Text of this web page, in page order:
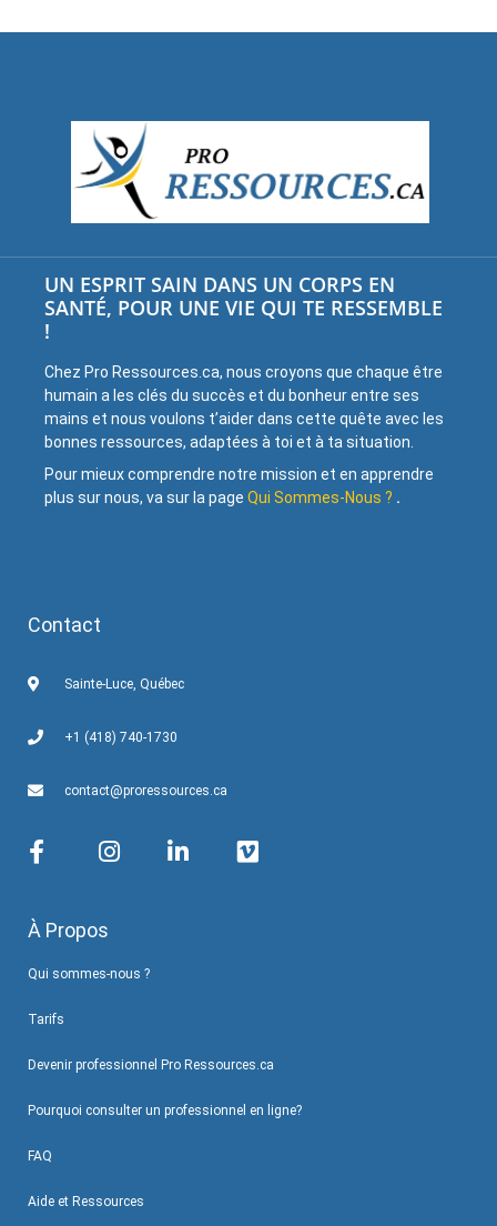
UN ESPRIT SAIN DANS UN CORPS EN
SANTÉ, POUR UNE VIE QUI TE RESSEMBLE
!
Chez Pro Ressources.ca, nous croyons que chaque être
humain a les clés du succès et du bonheur entre ses
mains et nous voulons t’aider dans cette quête avec les
bonnes ressources, adaptées à toi et à ta situation.
Pour mieux comprendre notre mission et en apprendre
plus sur nous, va sur la page Qui Sommes-Nous ? .
Contact
Sainte-Luce, Québec
+1 (418) 740-1730
contact@proressources.ca
À Propos
Qui sommes-nous ?
Tarifs
Devenir professionnel Pro Ressources.ca
Pourquoi consulter un professionnel en ligne?
FAQ
Aide et Ressources